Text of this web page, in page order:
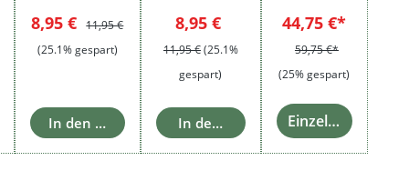
Preis:
Verkaufspreis:
8,95 € Regulärer Preis:
11,95 €
(25.1% gespart)
In den Warenkorb
Verkaufspreis:
8,95 €
Regulärer Preis:
11,95 €(25.1%
gespart)
In den Warenkorb
44,75 €*
59,75 €*
(25% gespart)
Einzelheiten